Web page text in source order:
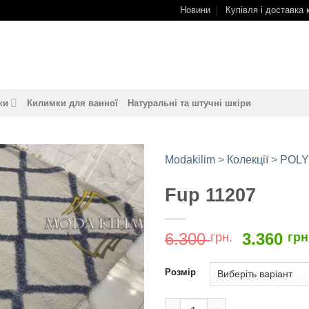
Новини Купівля і доставка
Килимки для ванної Натуральні та штучні шкіри
Додати
до
обраного
Modakilim > Колекції>
Fup 11207
6.300грн.
6.300
грн..
3.360
Розмір
Fup 11207 кількість